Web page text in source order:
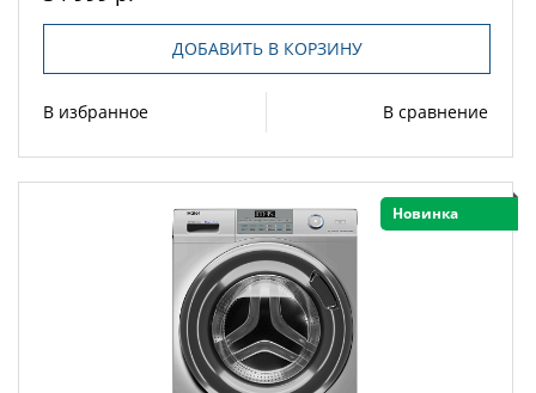
ДОБАВИТЬ В КОРЗИНУ
В избранное В сравнение
Новинка